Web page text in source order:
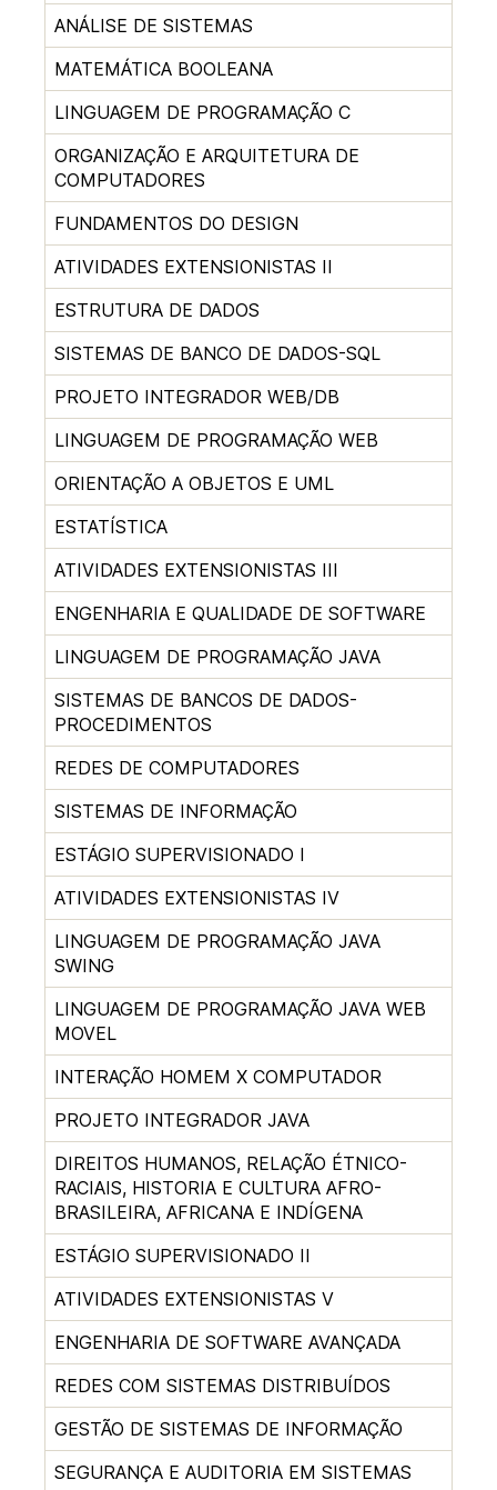
ANÁLISE DE SISTEMAS
MATEMÁTICA BOOLEANA
LINGUAGEM DE PROGRAMAÇÃO C
ORGANIZAÇÃO E ARQUITETURA DE
COMPUTADORES
FUNDAMENTOS DO DESIGN
ATIVIDADES EXTENSIONISTAS II
ESTRUTURA DE DADOS
SISTEMAS DE BANCO DE DADOS-SQL
PROJETO INTEGRADOR WEB/DB
LINGUAGEM DE PROGRAMAÇÃO WEB
ORIENTAÇÃO A OBJETOS E UML
ESTATÍSTICA
ATIVIDADES EXTENSIONISTAS III
ENGENHARIA E QUALIDADE DE SOFTWARE
LINGUAGEM DE PROGRAMAÇÃO JAVA
SISTEMAS DE BANCOS DE DADOS-
PROCEDIMENTOS
REDES DE COMPUTADORES
SISTEMAS DE INFORMAÇÃO
ESTÁGIO SUPERVISIONADO I
ATIVIDADES EXTENSIONISTAS IV
LINGUAGEM DE PROGRAMAÇÃO JAVA
SWING
LINGUAGEM DE PROGRAMAÇÃO JAVA WEB
MOVEL
INTERAÇÃO HOMEM X COMPUTADOR
PROJETO INTEGRADOR JAVA
DIREITOS HUMANOS, RELAÇÃO ÉTNICO-
RACIAIS, HISTORIA E CULTURA AFRO-
BRASILEIRA, AFRICANA E INDÍGENA
ESTÁGIO SUPERVISIONADO II
ATIVIDADES EXTENSIONISTAS V
ENGENHARIA DE SOFTWARE AVANÇADA
REDES COM SISTEMAS DISTRIBUÍDOS
GESTÃO DE SISTEMAS DE INFORMAÇÃO
SEGURANÇA E AUDITORIA EM SISTEMAS